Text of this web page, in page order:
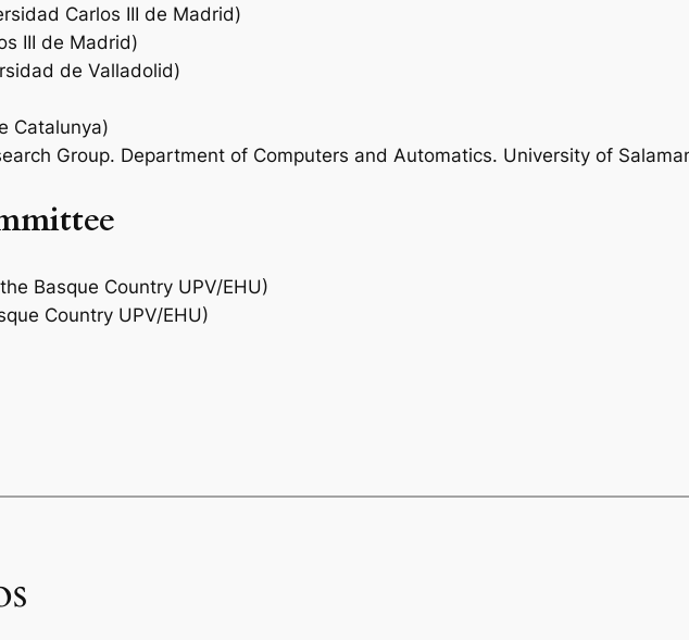
Carlos III de Madrid)
III de Madrid)
de Valladolid)
Catalunya)
Group. Department of Computers and Automatics. University of
Basque Country UPV/EHU)
Country UPV/EHU)